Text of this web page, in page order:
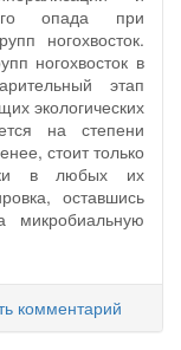
опада при
ногохвосток.
ногохвосток в
этап
экологических
на степени
стоит только
в любых их
оставшись
комментарий